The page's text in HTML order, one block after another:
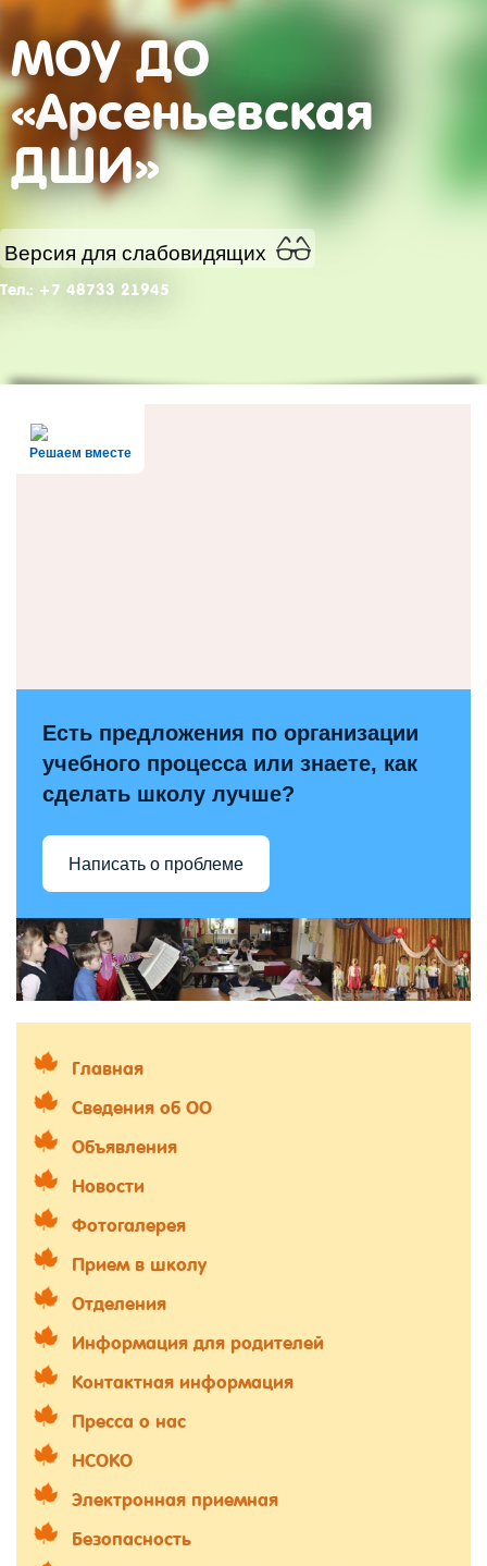
МОУ ДО
«Арсеньевская
ДШИ»
Версия для слабовидящих
Тел.: +7 48733 21945
Решаем вместе
Есть предложения по организации
учебного процесса или знаете, как
сделать школу лучше?
Написать о проблеме
Главная
Сведения об ОО
Объявления
Новости
Фотогалерея
Прием в школу
Отделения
Информация для родителей
Контактная информация
Пресса о нас
НСОКО
Электронная приемная
Безопасность